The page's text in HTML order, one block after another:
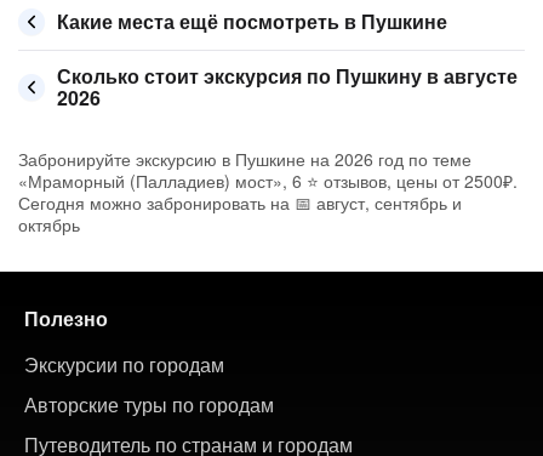
Какие места ещё посмотреть в Пушкине
Сколько стоит экскурсия по Пушкину в августе
2026
Забронируйте экскурсию в Пушкине на 2026 год по теме
«Мраморный (Палладиев) мост», 6 ⭐ отзывов, цены от 2500₽.
Сегодня можно забронировать на 📅 август, сентябрь и
октябрь
Полезно
Экскурсии по городам
Авторские туры по городам
Путеводитель по странам и городам